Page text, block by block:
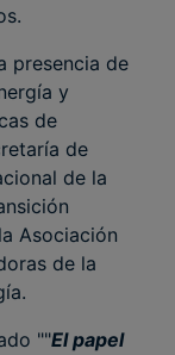
presencia de
y
de
de
de la
Asociación
de la
""El papel